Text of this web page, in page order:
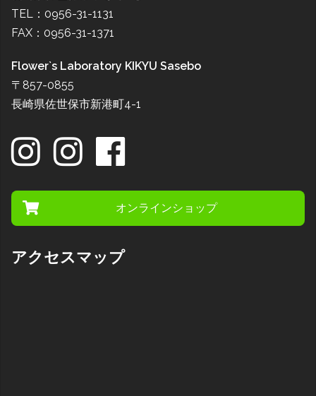
TEL：0956-31-1131
FAX：0956-31-1371
Flower`s Laboratory KIKYU Sasebo
〒857-0855
長崎県佐世保市新港町4-1
オンラインショップ
アクセスマップ